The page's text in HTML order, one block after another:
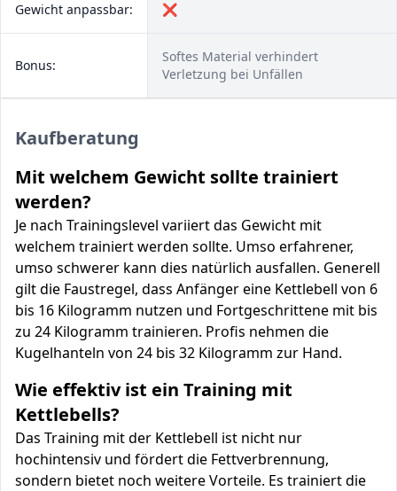
Gewicht anpassbar: ❌
Bonus:
Softes Material verhindert
Verletzung bei Unfällen
Kaufberatung
Mit welchem Gewicht sollte trainiert
werden?
Je nach Trainingslevel variiert das Gewicht mit
welchem trainiert werden sollte. Umso erfahrener,
umso schwerer kann dies natürlich ausfallen. Generell
gilt die Faustregel, dass Anfänger eine Kettlebell von 6
bis 16 Kilogramm nutzen und Fortgeschrittene mit bis
zu 24 Kilogramm trainieren. Profis nehmen die
Kugelhanteln von 24 bis 32 Kilogramm zur Hand.
Wie effektiv ist ein Training mit
Kettlebells?
Das Training mit der Kettlebell ist nicht nur
hochintensiv und fördert die Fettverbrennung,
sondern bietet noch weitere Vorteile. Es trainiert die